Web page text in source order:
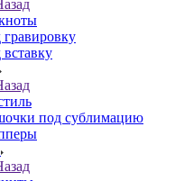
под сублимацию